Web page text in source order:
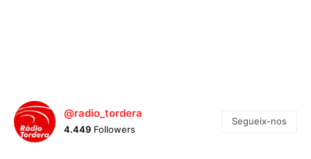
@radio_tordera
4.449 Followers
Segueix-nos